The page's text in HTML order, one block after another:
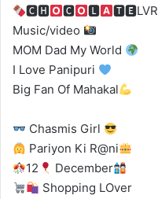
🅲🅷
🅲 🅻
🆃🅴LVR
Music/video
MOM Dad My World
I Love Panipuri
Big Fan Of Mahakal
Chasmis Girl
Pariyon Ki R@ni
12
December
Shopping LOver